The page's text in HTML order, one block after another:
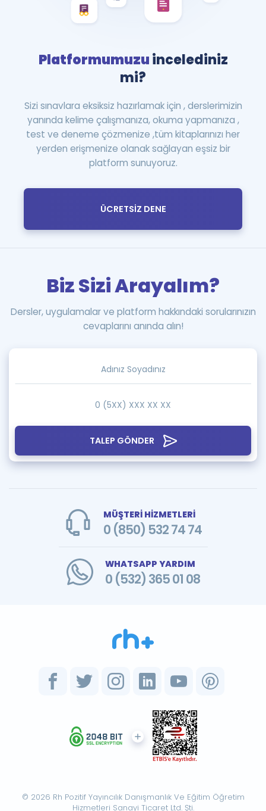
Platformumuzuincelediniz
mi?
Sizi sınavlara eksiksiz hazırlamak için , derslerimizin
yanında kelime çalışmanıza, okuma yapmanıza ,
test ve deneme çözmenize ,tüm kitaplarınızı her
yerden erişmenize olanak sağlayan eşsiz bir
platform sunuyoruz.
ÜCRETSİZ DENE
TALEP GÖNDER
Biz Sizi Arayalım?
Dersler, uygulamalar ve platform hakkındaki sorularınızın
cevaplarını anında alın!
MÜŞTERİ HİZMETLERİ
0 (850) 532 74 74
WHATSAPP YARDIM
0 (532) 365 01 08
© 2026 Rh Pozitif Yayıncılık Danışmanlık Ve Eğitim Öğretim
Hizmetleri Sanayi Ticaret Ltd. Şti.